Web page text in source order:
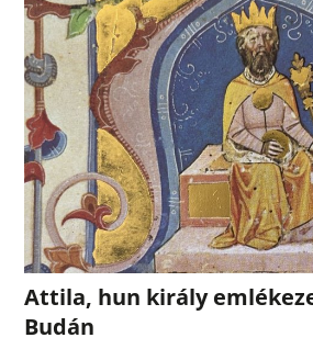
Attila, hun király
Budán